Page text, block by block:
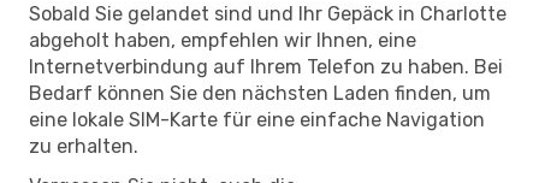
Sobald Sie gelandet sind und Ihr Gepäck in Charlotte
abgeholt haben, empfehlen wir Ihnen, eine
Internetverbindung auf Ihrem Telefon zu haben. Bei
Bedarf können Sie den nächsten Laden finden, um
eine lokale SIM-Karte für eine einfache Navigation
zu erhalten.